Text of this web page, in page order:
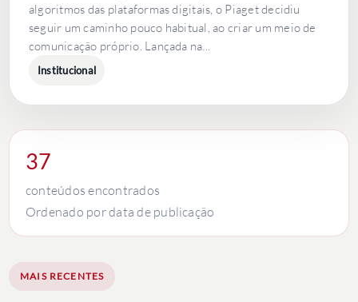
algoritmos das plataformas digitais, o Piaget decidiu
seguir um caminho pouco habitual, ao criar um meio de
comunicação próprio. Lançada na...
Institucional
37
conteúdos encontrados
Ordenado por data de publicação
MAIS RECENTES